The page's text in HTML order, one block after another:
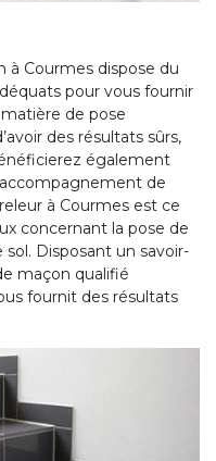
à Courmes dispose du
pour vous fournir
de pose
des résultats sûrs,
également
de
à Courmes est ce
concernant la pose de
Disposant un savoir-
maçon qualifié
fournit des résultats